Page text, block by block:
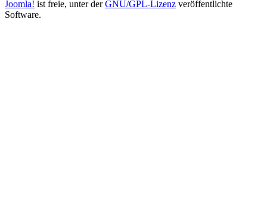
Joomla! ist freie, unter derGNU/GPL-Lizenz veröffentlichte
Software.